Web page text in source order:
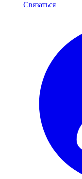
Связаться